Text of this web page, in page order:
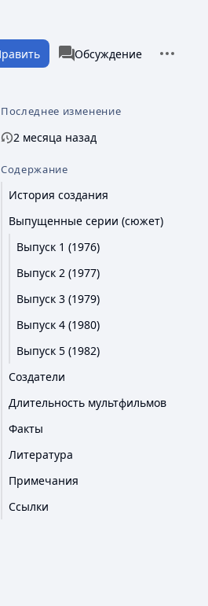
associated-pages
Статья
Обсуждение
Последнее изменение
2 месяца назад
Содержание
История создания
Выпущенные серии (сюжет)
Выпуск 1 (1976)
Выпуск 2 (1977)
Выпуск 3 (1979)
Выпуск 4 (1980)
Выпуск 5 (1982)
Создатели
Длительность мультфильмов
Факты
Литература
Примечания
Ссылки